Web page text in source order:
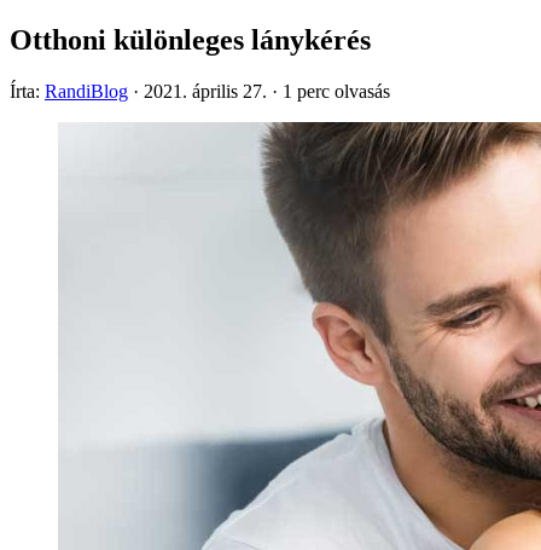
Otthoni különleges lánykérés
Írta: RandiBlog · 2021. április 27. · 1 perc olvasás